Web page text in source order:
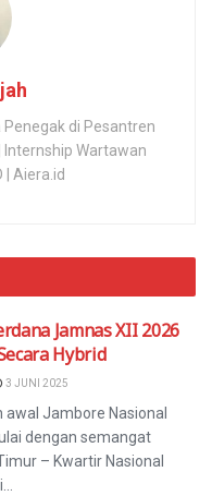
di Pesantren
Internship Wartawan
| Aiera.id
Jamnas XII 2026
Hybrid
3 JUNI 2025
awal Jambore Nasional
dengan semangat
– Kwartir Nasional